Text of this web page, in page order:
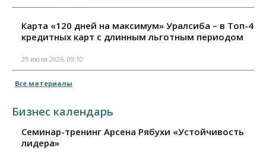
Карта «120 дней на максимум» Уралсиба – в Топ-4
кредитных карт с длинным льготным периодом
29 июля 2026, 09:10
Все материалы
Бизнес календарь
Семинар-тренинг Арсена Рябухи «Устойчивость
лидера»